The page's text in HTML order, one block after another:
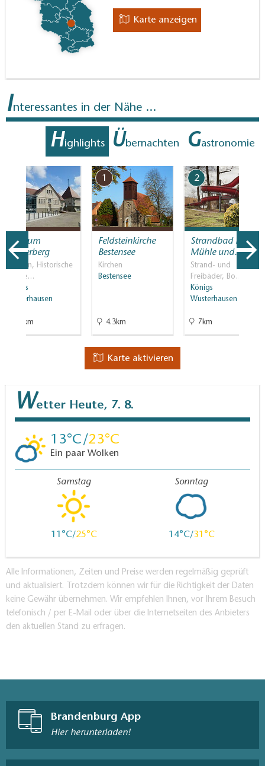
Karte anzeigen
Interessantes in der Nähe ...
Highlights Übernachten Gastronomie
Museum
Funkerberg
Museen, Historische
Baude…
Königs
Wusterhausen
9.5km
1
Feldsteinkirche
Bestensee
Kirchen
Bestensee
4.3km
2
Strandbad Neue
Mühle und…
Strand- und
Freibäder, Bo…
Königs
Wusterhausen
7km
Karte aktivieren
Wetter Heute, 7. 8.
13 23
Ein paar Wolken
Samstag
11 25
Sonntag
14 31
Alle Informationen, Zeiten und Preise werden regelmäßig geprüft
und aktualisiert. Trotzdem können wir für die Richtigkeit der Daten
keine Gewähr übernehmen. Wir empfehlen Ihnen, vor Ihrem Besuch
telefonisch / per E-Mail oder über die Internetseiten des Anbieters
den aktuellen Stand zu erfragen.
Brandenburg App
Hier herunterladen!